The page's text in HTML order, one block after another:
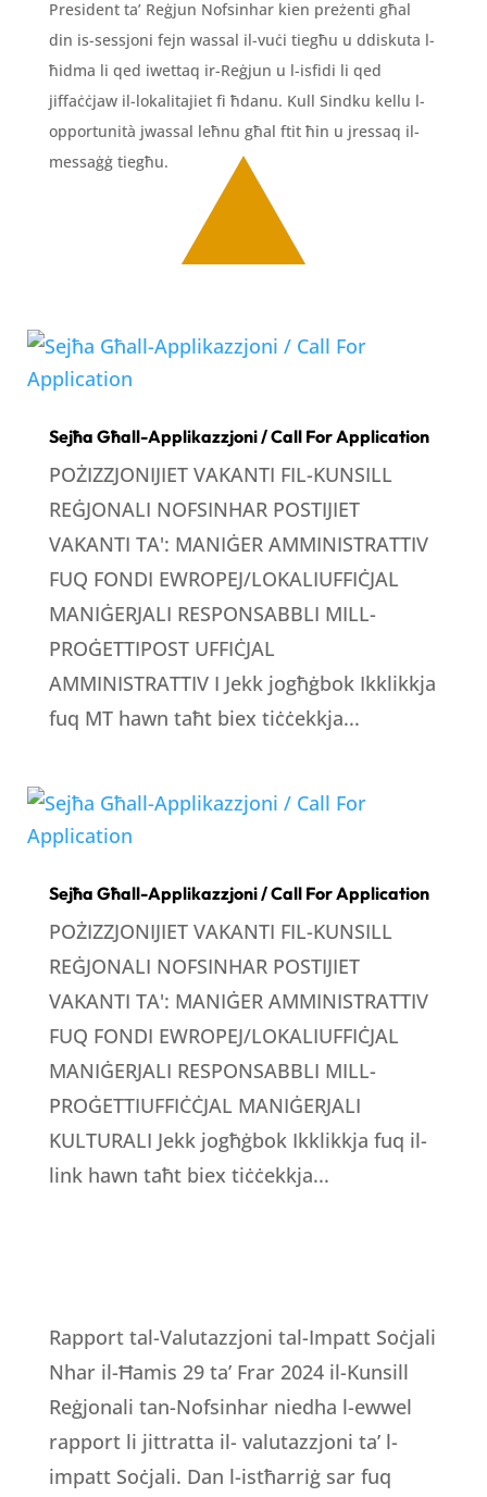
President ta’ Reġjun Nofsinhar kien preżenti għal
din is-sessjoni fejn wassal il-vuċi tiegħu u ddiskuta l-
ħidma li qed iwettaq ir-Reġjun u l-isfidi li qed
jiffaċċjaw il-lokalitajiet fi ħdanu. Kull Sindku kellu l-
opportunità jwassal leħnu għal ftit ħin u jressaq il-
messaġġ tiegħu.
Sejħa Għall-Applikazzjoni / Call For Application
POŻIZZJONIJIET VAKANTI FIL-KUNSILL
REĠJONALI NOFSINHAR POSTIJIET
VAKANTI TA': MANIĠER AMMINISTRATTIV
FUQ FONDI EWROPEJ/LOKALIUFFIĊJAL
MANIĠERJALI RESPONSABBLI MILL-
PROĠETTIPOST UFFIĊJAL
AMMINISTRATTIV I Jekk jogħġbok Ikklikkja
fuq MT hawn taħt biex tiċċekkja...
Sejħa Għall-Applikazzjoni / Call For Application
POŻIZZJONIJIET VAKANTI FIL-KUNSILL
REĠJONALI NOFSINHAR POSTIJIET
VAKANTI TA': MANIĠER AMMINISTRATTIV
FUQ FONDI EWROPEJ/LOKALIUFFIĊJAL
MANIĠERJALI RESPONSABBLI MILL-
PROĠETTIUFFIĊĊJAL MANIĠERJALI
KULTURALI Jekk jogħġbok Ikklikkja fuq il-
link hawn taħt biex tiċċekkja...
Rapport tal-Valutazzjoni tal-Impatt Soċjali
Nhar il-Ħamis 29 ta’ Frar 2024 il-Kunsill
Reġjonali tan-Nofsinhar niedha l-ewwel
rapport li jittratta il- valutazzjoni ta’ l-
impatt Soċjali. Dan l-istħarriġ sar fuq